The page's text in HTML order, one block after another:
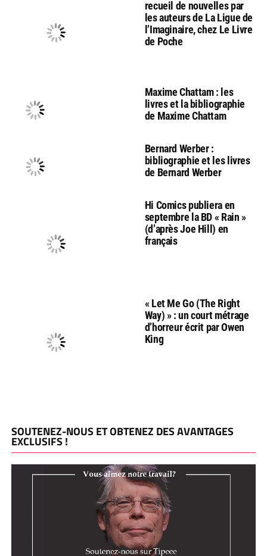
recueil de nouvelles par
les auteurs de La Ligue de
l’Imaginaire, chez Le Livre
de Poche
Maxime Chattam : les
livres et la bibliographie
de Maxime Chattam
Bernard Werber :
bibliographie et les livres
de Bernard Werber
Hi Comics publiera en
septembre la BD « Rain »
(d’après Joe Hill) en
français
« Let Me Go (The Right
Way) » : un court métrage
d’horreur écrit par Owen
King
SOUTENEZ-NOUS ET OBTENEZ DES AVANTAGES
EXCLUSIFS !